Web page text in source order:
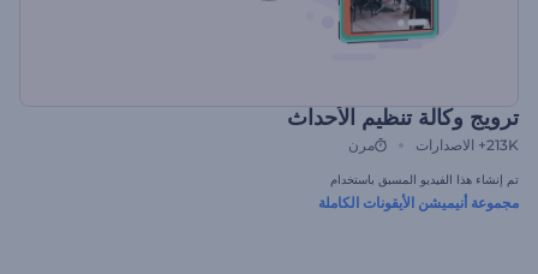
ترويج وكالة تنظيم الأحداث
213K+ الاصدارات مرن
تم إنشاء هذا الفيديو المسبق باستخدام
مجموعة أنيميشن الأيقونات الكاملة